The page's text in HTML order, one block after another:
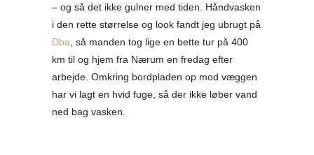
– og så det ikke gulner med tiden. Håndvasken
i den rette størrelse og look fandt jeg ubrugt på
Dba , så manden tog lige en bette tur på 400
km til og hjem fra Nærum en fredag efter
arbejde. Omkring bordpladen op mod væggen
har vi lagt en hvid fuge, så der ikke løber vand
ned bag vasken.